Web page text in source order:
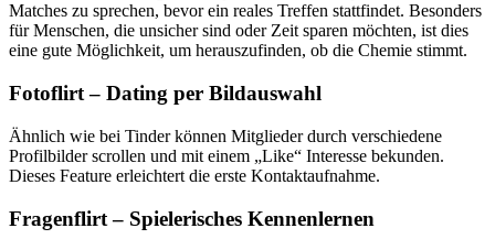
Matches zu sprechen, bevor ein reales Treffen stattfindet. Besonders
für Menschen, die unsicher sind oder Zeit sparen möchten, ist dies
eine gute Möglichkeit, um herauszufinden, ob die Chemie stimmt.
Fotoflirt – Dating per Bildauswahl
Ähnlich wie bei Tinder können Mitglieder durch verschiedene
Profilbilder scrollen und mit einem „Like“ Interesse bekunden.
Dieses Feature erleichtert die erste Kontaktaufnahme.
Fragenflirt – Spielerisches Kennenlernen